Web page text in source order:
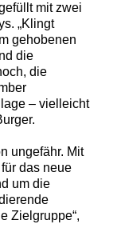
mit zwei
„Klingt
gehobenen
die
die
– vielleicht
ungefähr. Mit
das neue
um die
Zielgruppe“,